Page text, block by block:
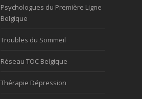
Psychologues du Première Ligne
Belgique
Troubles du Sommeil
Réseau TOC Belgique
Thérapie Dépression